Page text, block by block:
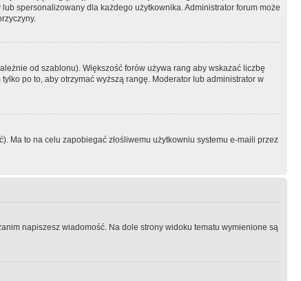
spersonalizowany dla każdego użytkownika. Administrator forum może
od szablonu). Większość forów używa rang aby wskazać liczbę
po to, aby otrzymać wyższą rangę. Moderator lub administrator w
Ma to na celu zapobiegać złośliwemu użytkowniu systemu e-maili przez
napiszesz wiadomość. Na dole strony widoku tematu wymienione są